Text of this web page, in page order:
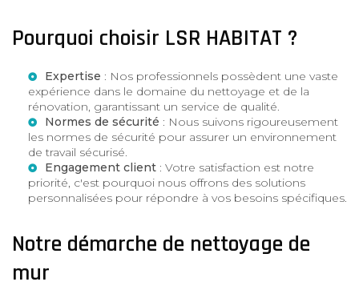
Pourquoi choisir LSR HABITAT ?
Expertise : Nos professionnels possèdent une vaste
expérience dans le domaine du nettoyage et de la
rénovation, garantissant un service de qualité.
Normes de sécurité : Nous suivons rigoureusement
les normes de sécurité pour assurer un environnement
de travail sécurisé.
Engagement client : Votre satisfaction est notre
priorité, c'est pourquoi nous offrons des solutions
personnalisées pour répondre à vos besoins spécifiques.
Notre démarche de nettoyage de
mur